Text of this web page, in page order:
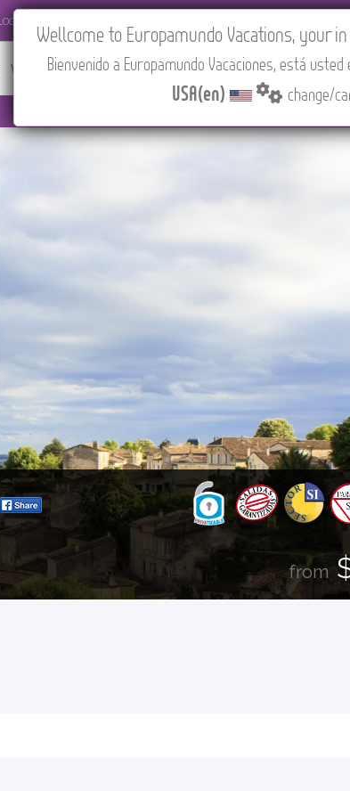
WHERE TO BUY FEATURED ABOUT US CONTACT
from
Wellcome to Europamundo Vacations, your
Bienvenido a Europamundo Vacaciones, está
USA(en) change/